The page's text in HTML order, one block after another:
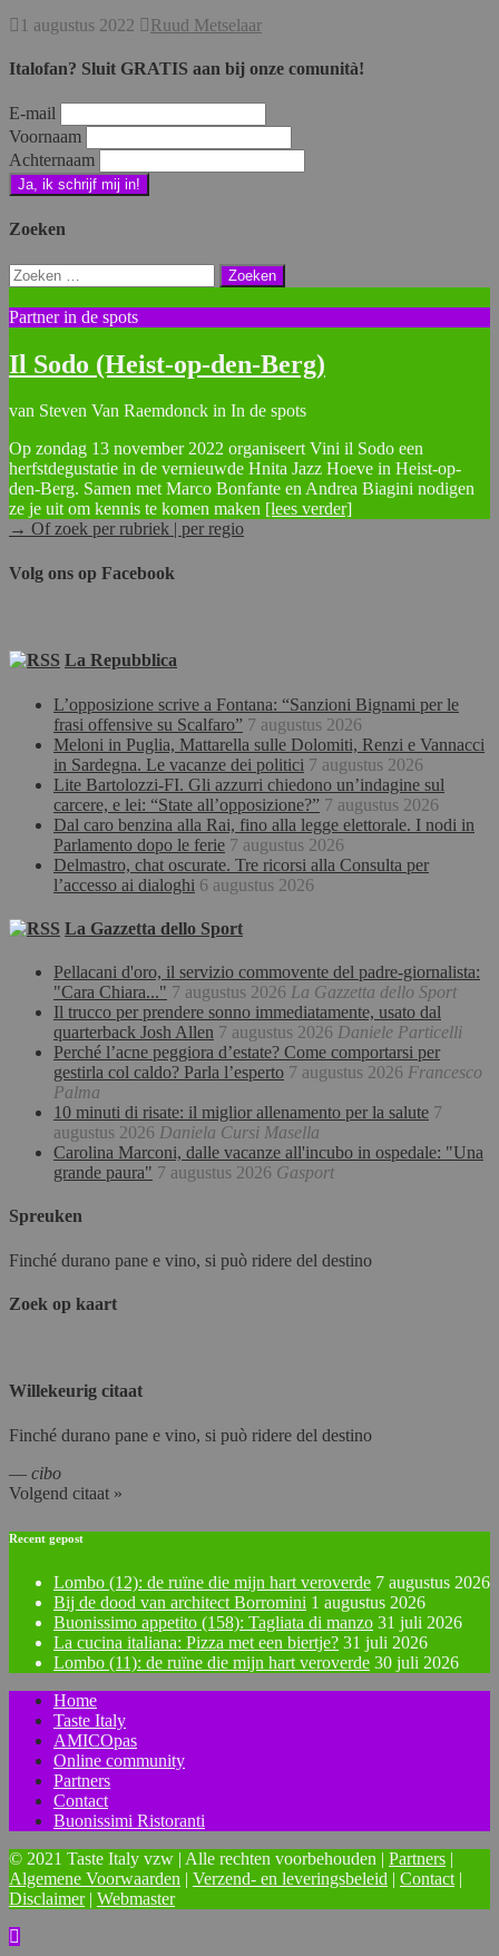
1 augustus 2022 Ruud Metselaar
Italofan? Sluit GRATIS aan bij onze comunità!
E-mail
Voornaam
Achternaam
Zoeken
Zoeken
naar:
Partner in de spots
Il Sodo (Heist-op-den-Berg)
van Steven Van Raemdonck in In de spots
Op zondag 13 november 2022 organiseert Vini il Sodo een
herfstdegustatie in de vernieuwde Hnita Jazz Hoeve in Heist-op-
den-Berg. Samen met Marco Bonfante en Andrea Biagini nodigen
ze je uit om kennis te komen maken [lees verder]
→ Of zoek per rubriek | per regio
Volg ons op Facebook
La Repubblica
L’opposizione scrive a Fontana: “Sanzioni Bignami per le
frasi offensive su Scalfaro” 7 augustus 2026
Meloni in Puglia, Mattarella sulle Dolomiti, Renzi e Vannacci
in Sardegna. Le vacanze dei politici 7 augustus 2026
Lite Bartolozzi-FI. Gli azzurri chiedono un’indagine sul
carcere, e lei: “State all’opposizione?” 7 augustus 2026
Dal caro benzina alla Rai, fino alla legge elettorale. I nodi in
Parlamento dopo le ferie 7 augustus 2026
Delmastro, chat oscurate. Tre ricorsi alla Consulta per
l’accesso ai dialoghi 6 augustus 2026
La Gazzetta dello Sport
Pellacani d'oro, il servizio commovente del padre-giornalista:
"Cara Chiara..." 7 augustus 2026 La Gazzetta dello Sport
Il trucco per prendere sonno immediatamente, usato dal
quarterback Josh Allen 7 augustus 2026 Daniele Particelli
Perché l’acne peggiora d’estate? Come comportarsi per
gestirla col caldo? Parla l’esperto 7 augustus 2026 Francesco
Palma
10 minuti di risate: il miglior allenamento per la salute 7
augustus 2026 Daniela Cursi Masella
Carolina Marconi, dalle vacanze all'incubo in ospedale: "Una
grande paura" 7 augustus 2026 Gasport
Spreuken
Finché durano pane e vino, si può ridere del destino
Zoek op kaart
Willekeurig citaat
Finché durano pane e vino, si può ridere del destino
— cibo
Volgend citaat »
Recent gepost
Lombo (12): de ruïne die mijn hart veroverde 7 augustus 2026
Bij de dood van architect Borromini 1 augustus 2026
Buonissimo appetito (158): Tagliata di manzo 31 juli 2026
La cucina italiana: Pizza met een biertje? 31 juli 2026
Lombo (11): de ruïne die mijn hart veroverde 30 juli 2026
Home
Taste Italy
AMICOpas
Online community
Partners
Contact
Buonissimi Ristoranti
© 2021 Taste Italy vzw | Alle rechten voorbehouden | Partners |
Algemene Voorwaarden | Verzend- en leveringsbeleid | Contact |
Disclaimer| Webmaster